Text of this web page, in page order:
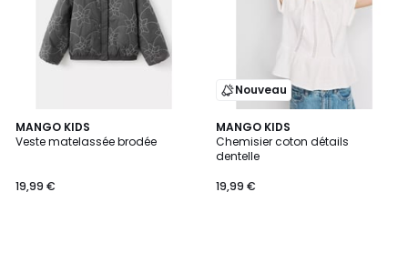
MANGO KIDS
Veste matelassée brodée
19,99 €
Nouveau
MANGO KIDS
Chemisier coton détails
dentelle
19,99 €